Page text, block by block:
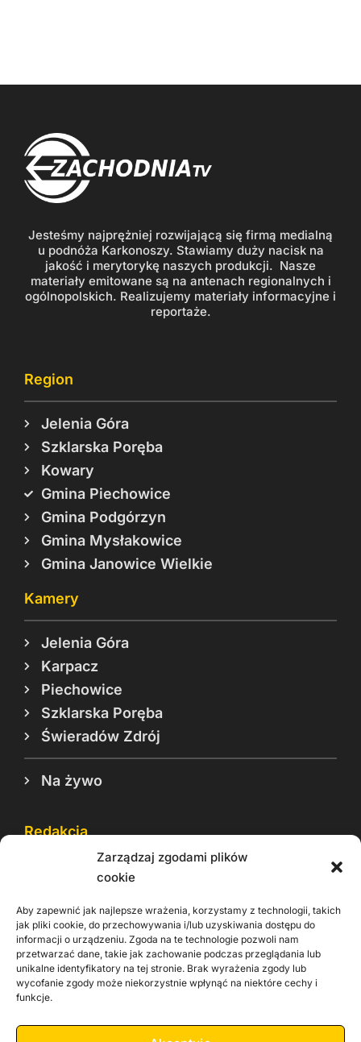
Zarządzaj zgodami plików
cookie
Aby zapewnić jak najlepsze wrażenia, korzystamy z technologii, takich
jak pliki cookie, do przechowywania i/lub uzyskiwania dostępu do
informacji o urządzeniu. Zgoda na te technologie pozwoli nam
przetwarzać dane, takie jak zachowanie podczas przeglądania lub
unikalne identyfikatory na tej stronie. Brak wyrażenia zgody lub
wycofanie zgody może niekorzystnie wpłynąć na niektóre cechy i
funkcje.
Jesteśmy najprężniej rozwijającą się firmą medialną
u podnóża Karkonoszy. Stawiamy duży nacisk na
jakość i merytorykę naszych produkcji. Nasze
materiały emitowane są na antenach regionalnych i
ogólnopolskich. Realizujemy materiały informacyjne i
reportaże.
Region
Jelenia Góra
Szklarska Poręba
Kowary
Gmina Piechowice
Gmina Podgórzyn
Gmina Mysłakowice
Gmina Janowice Wielkie
Kamery
Jelenia Góra
Karpacz
Piechowice
Szklarska Poręba
Świeradów Zdrój
Na żywo
Redakcja
Reklama
Rodo
Kontakt
Informacje dla